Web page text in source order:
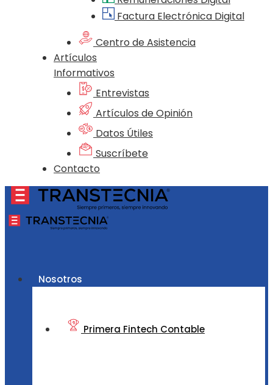
Factura Electrónica Digital
Centro de Asistencia
Artículos
Informativos
Entrevistas
Artículos de Opinión
Datos Útiles
Suscríbete
Contacto
Nosotros
Primera Fintech Contable